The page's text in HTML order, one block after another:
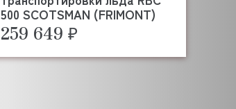
500 SCOTSMAN (FRIMONT)
259 649 ₽